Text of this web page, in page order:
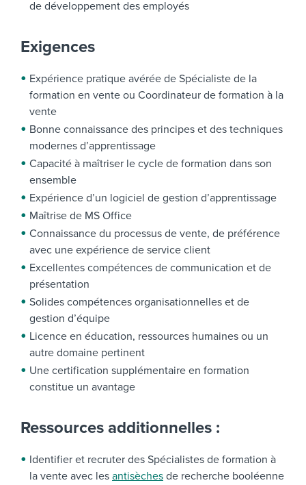
de développement des employés
Exigences
Expérience pratique avérée de Spécialiste de la
formation en vente ou Coordinateur de formation à la
vente
Bonne connaissance des principes et des techniques
modernes d’apprentissage
Capacité à maîtriser le cycle de formation dans son
ensemble
Expérience d’un logiciel de gestion d’apprentissage
Maîtrise de MS Office
Connaissance du processus de vente, de préférence
avec une expérience de service client
Excellentes compétences de communication et de
présentation
Solides compétences organisationnelles et de
gestion d’équipe
Licence en éducation, ressources humaines ou un
autre domaine pertinent
Une certification supplémentaire en formation
constitue un avantage
Ressources additionnelles :
Identifier et recruter des Spécialistes de formation à
la vente avec les antisèches de recherche booléenne